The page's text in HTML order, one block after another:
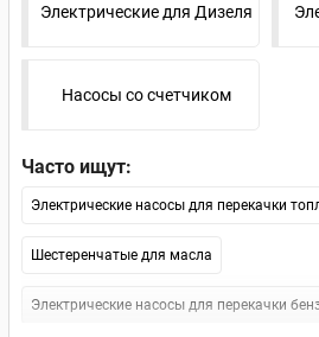
Электрические для Дизеля
Насосы со счетчиком
Часто ищут:
Электрические насосы для перекачки
Шестеренчатые для масла
Электрические насосы для перекачки